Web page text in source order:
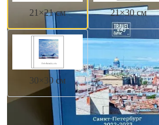
21×21 см 21×30 см
30×30 см